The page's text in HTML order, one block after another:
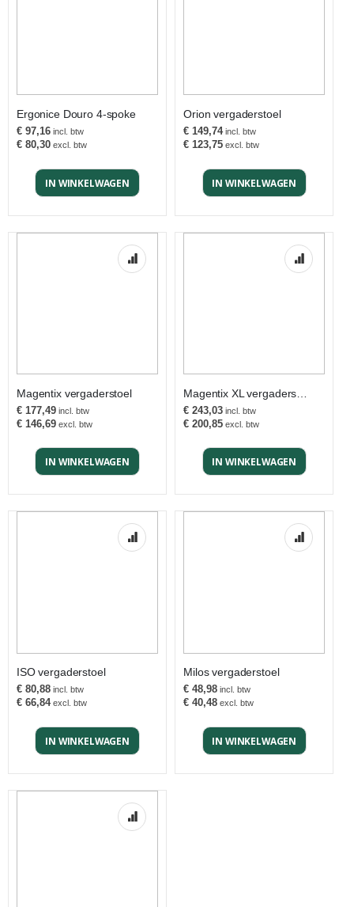
IN WINKELWAGEN
Ergonice Douro 4-spoke
€ 97,16
€ 80,30
IN WINKELWAGEN
Orion vergaderstoel
€ 149,74
€ 123,75
IN WINKELWAGEN
Magentix vergaderstoel
€ 177,49
€ 146,69
IN WINKELWAGEN
€ 243,03
€ 200,85
IN WINKELWAGEN
ISO vergaderstoel
€ 80,88
€ 66,84
IN WINKELWAGEN
Milos vergaderstoel
€ 48,98
€ 40,48